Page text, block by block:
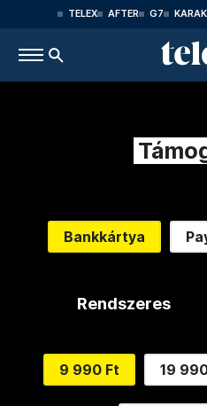
TELEX AFTER G7
Bankkártya
Rendszeres
9 990 Ft 19